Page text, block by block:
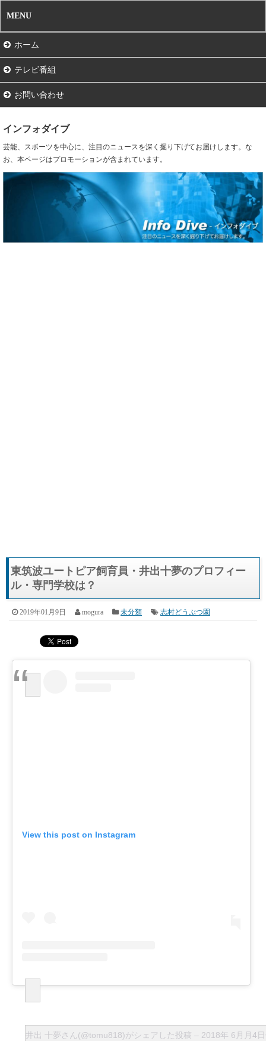
MENU
ホーム
テレビ番組
お問い合わせ
インフォダイブ
芸能、スポーツを中心に、注目のニュースを深く掘り下げてお届けします。な
お、本ページはプロモーションが含まれています。
東筑波ユートピア飼育員・井出十夢のプロフィー
ル・専門学校は？
2019年01月9日 mogura 未分類 志村どうぶつ園
View this post on Instagram
井出 十夢さん(@tomu818)がシェアした投稿 – 2018年 6月月4